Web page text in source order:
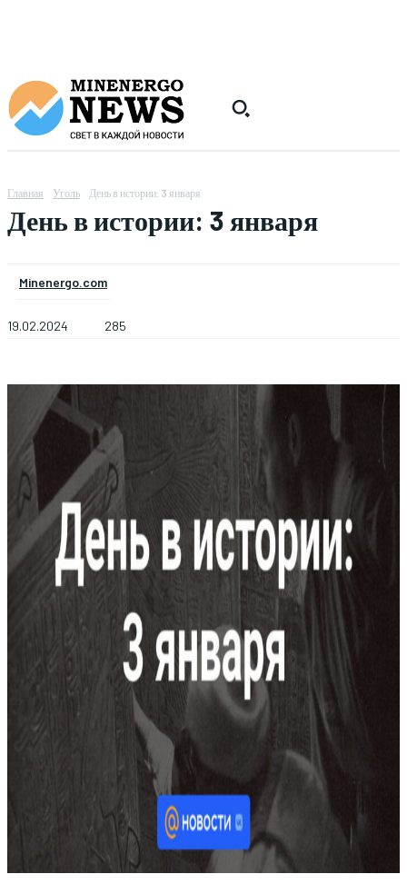
Главная Уголь День в истории: 3 января
День в истории: 3 января
Minenergo.com
19.02.2024 285